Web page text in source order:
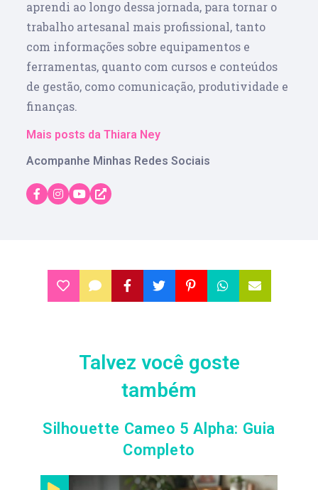
aprendi ao longo dessa jornada, para tornar o
trabalho artesanal mais profissional, tanto
com informações sobre equipamentos e
ferramentas, quanto com cursos e conteúdos
de gestão, como comunicação, produtividade e
finanças.
Mais posts da Thiara Ney
Acompanhe Minhas Redes Sociais
Talvez você goste
também
Silhouette Cameo 5 Alpha: Guia
Completo